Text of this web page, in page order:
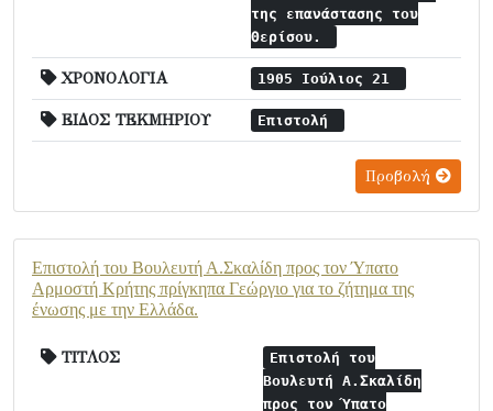
της επανάστασης του
Θερίσου.
ΧΡΟΝΟΛΟΓΙΑ 1905 Ιούλιος 21
ΕΙΔΟΣ ΤΕΚΜΗΡΙΟΥ Επιστολή
Προβολή
Επιστολή του Βουλευτή Α.Σκαλίδη προς τον Ύπατο
Αρμοστή Κρήτης πρίγκηπα Γεώργιο για το ζήτημα της
ένωσης με την Ελλάδα.
ΤΙΤΛΟΣ
Επιστολή του
Βουλευτή Α.Σκαλίδη
προς τον Ύπατο